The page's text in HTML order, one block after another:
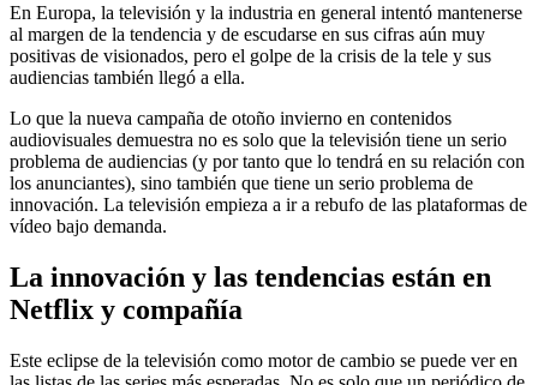
En Europa, la televisión y la industria en general intentó mantenerse
al margen de la tendencia y de escudarse en sus cifras aún muy
positivas de visionados, pero el golpe de la crisis de la tele y sus
audiencias también llegó a ella.
Lo que la nueva campaña de otoño invierno en contenidos
audiovisuales demuestra no es solo que la televisión tiene un serio
problema de audiencias (y por tanto que lo tendrá en su relación con
los anunciantes), sino también que tiene un serio problema de
innovación. La televisión empieza a ir a rebufo de las plataformas de
vídeo bajo demanda.
La innovación y las tendencias están en
Netflix y compañía
Este eclipse de la televisión como motor de cambio se puede ver en